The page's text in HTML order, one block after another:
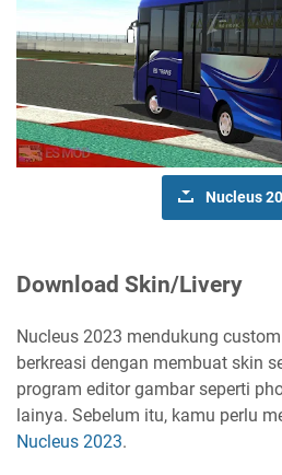
Nucleus
Download Skin/Livery
Nucleus 2023 mendukung
berkreasi dengan membuat skin
program editor gambar seperti
lainya. Sebelum itu, kamu perlu
Nucleus 2023.